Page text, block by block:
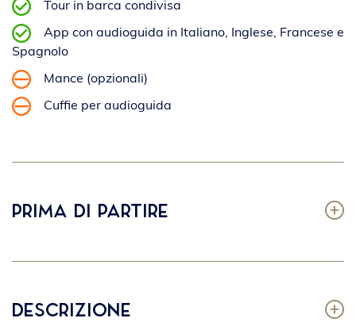
Tour in barca condivisa
App con audioguida in Italiano, Inglese, Francese e
Spagnolo
Mance (opzionali)
Cuffie per audioguida
Prima di partire
Descrizione